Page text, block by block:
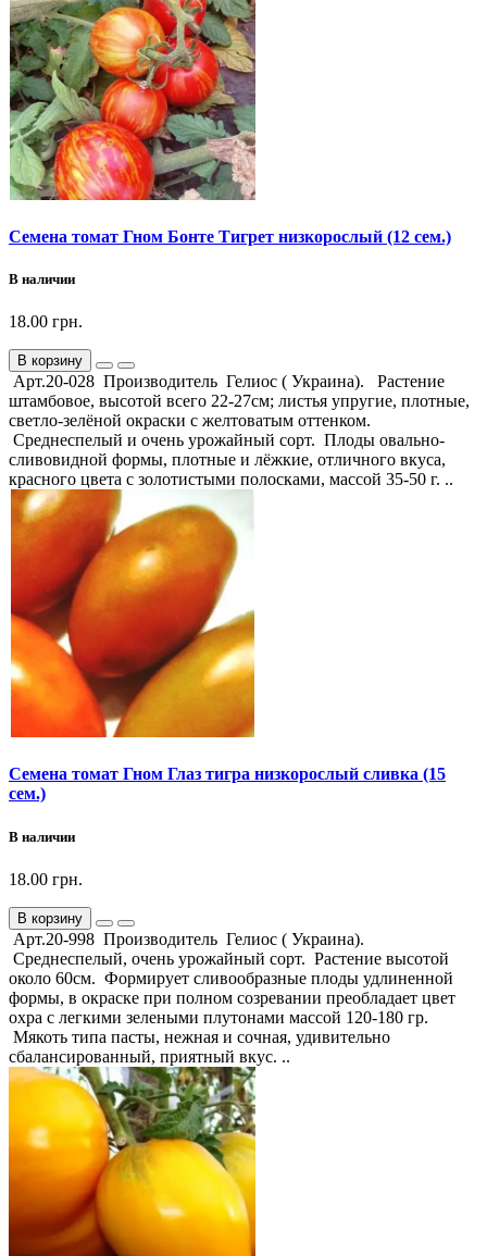
Семена томат Гном Бонте Тигрет низкорослый (12 сем.)
В наличии
18.00 грн.
В корзину
Арт.20-028 Производитель Гелиос ( Украина). Растение
штамбовое, высотой всего 22-27см; листья упругие, плотные,
светло-зелёной окраски с желтоватым оттенком.
Среднеспелый и очень урожайный сорт. Плоды овально-
сливовидной формы, плотные и лёжкие, отличного вкуса,
красного цвета с золотистыми полосками, массой 35-50 г. ..
Семена томат Гном Глаз тигра низкорослый сливка (15
сем.)
В наличии
18.00 грн.
В корзину
Арт.20-998 Производитель Гелиос ( Украина).
Среднеспелый, очень урожайный сорт. Растение высотой
около 60см. Формирует сливообразные плоды удлиненной
формы, в окраске при полном созревании преобладает цвет
охра с легкими зелеными плутонами массой 120-180 гр.
Мякоть типа пасты, нежная и сочная, удивительно
сбалансированный, приятный вкус. ..